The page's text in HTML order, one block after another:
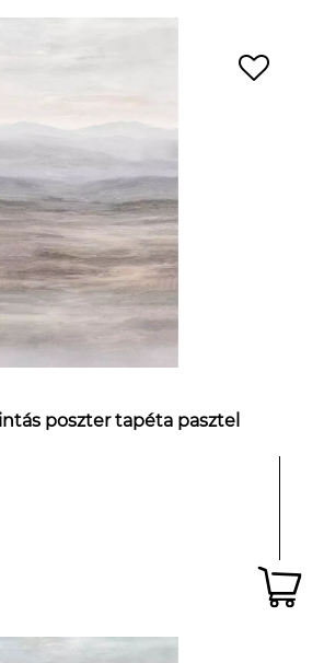
poszter tapéta pasztel